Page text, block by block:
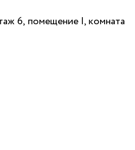
6, помещение I, комната